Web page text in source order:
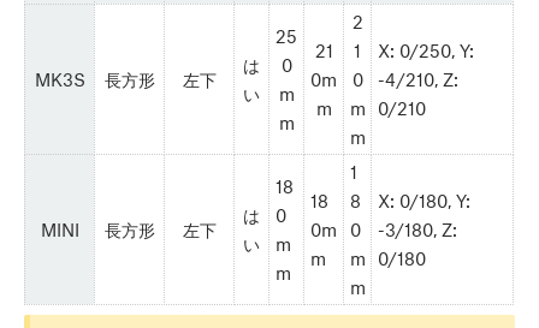
MK3S 長方形 左下
は
い
25
0
m
m
21
0m
m
2
1
0
m
m
X: 0/250, Y:
-4/210, Z:
0/210
MINI 長方形 左下
は
い
18
0
m
m
18
0m
m
1
8
0
m
m
X: 0/180, Y:
-3/180, Z:
0/180